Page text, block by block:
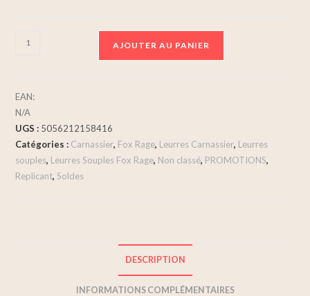
AJOUTER AU PANIER
EAN:
N/A
UGS : 5056212158416
Catégories : Carnassier, Fox Rage, Leurres Carnassier, Leurres
souples, Leurres Souples Fox Rage, Non classé, PROMOTIONS,
Replicant,Soldes
DESCRIPTION
INFORMATIONS COMPLÉMENTAIRES